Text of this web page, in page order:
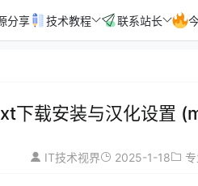
分享 技术教程 联系站长
下载安装与汉化设置
IT技术视界 2025-1-18